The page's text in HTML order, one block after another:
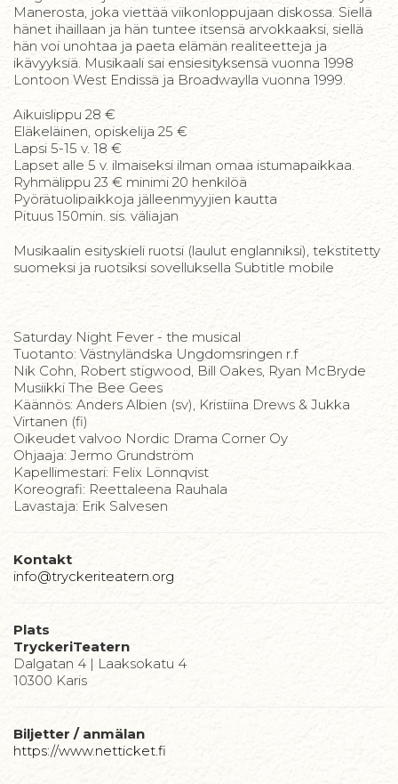
Manerosta, joka viettää viikonloppujaan diskossa. Siellä
hänet ihaillaan ja hän tuntee itsensä arvokkaaksi, siellä
hän voi unohtaa ja paeta elämän realiteetteja ja
ikävyyksiä. Musikaali sai ensiesityksensä vuonna 1998
Lontoon West Endissä ja Broadwaylla vuonna 1999.
Aikuislippu 28 €
Eläkeläinen, opiskelija 25 €
Lapsi 5-15 v. 18 €
Lapset alle 5 v. ilmaiseksi ilman omaa istumapaikkaa.
Ryhmälippu 23 € minimi 20 henkilöä
Pyörätuolipaikkoja jälleenmyyjien kautta
Pituus 150min. sis. väliajan
Musikaalin esityskieli ruotsi (laulut englanniksi), tekstitetty
suomeksi ja ruotsiksi sovelluksella Subtitle mobile
Saturday Night Fever - the musical
Tuotanto: Västnyländska Ungdomsringen r.f
Nik Cohn, Robert stigwood, Bill Oakes, Ryan McBryde
Musiikki The Bee Gees
Käännös: Anders Albien (sv), Kristiina Drews & Jukka
Virtanen (fi)
Oikeudet valvoo Nordic Drama Corner Oy
Ohjaaja: Jermo Grundström
Kapellimestari: Felix Lönnqvist
Koreografi: Reettaleena Rauhala
​Lavastaja: Erik Salvesen
Kontakt
info@tryckeriteatern.org
Plats
TryckeriTeatern
Dalgatan 4 | Laaksokatu 4
10300 Karis
Biljetter / anmälan
https://www.netticket.fi